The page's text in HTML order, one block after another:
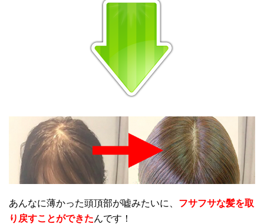
あんなに薄かった頭頂部が嘘みたいに、 フサフサな髪を取
り戻すことができたんです！